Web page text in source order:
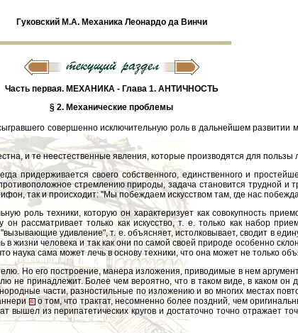
Гуковский М.А. Механика Леонардо да Винчи
Часть первая. МЕХАНИКА - Глава 1. АНТИЧНОСТЬ
§ 2. Механические проблемы
совершенно исключительную роль в дальнейшем развитии
и те неестественные явления, которые производятся для пользы
придерживается своего собственного, единственного и
стремлению природы, задача становится трудной и
так и происходит: "Мы побеждаем искусством там, где нас
роль техники, которую он характеризует как совокупность
рассматривает только как искусство, т. е. только как набор
удивление", т. е. объясняет, истолковывает, сводит в
в жизни человека и так как они по самой своей природе особенно
сама может лечь в основу техники, что она может не только
Но его построение, манера изложения, приводимые в нем
не принадлежит. Более чем вероятно, что в таком виде, в каком
части, разностильные по изложению и во многих местах
о том, что трактат, несомненно более поздний, чем
вышел из перипатетических кругов и достаточно точно отражает